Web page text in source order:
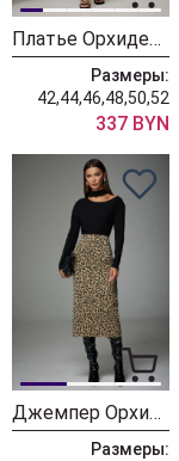
Платье ОрхидеяЛюкс 1382
Размеры:
42,44,46,48,50,52
337 BYN
Джемпер ОрхидеяЛюкс 1321 черный
Размеры: